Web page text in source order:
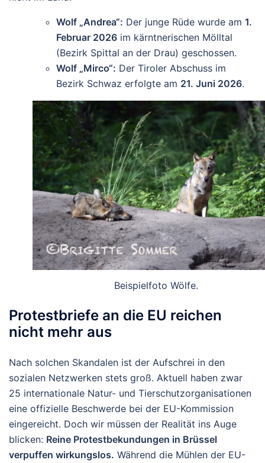
Wolf „Andrea“: Der junge Rüde wurde am 1.
Februar 2026 im kärntnerischen Mölltal
(Bezirk Spittal an der Drau) geschossen.
Wolf „Mirco“: Der Tiroler Abschuss im
Bezirk Schwaz erfolgte am 21. Juni 2026.
Beispielfoto Wölfe.
Protestbriefe an die EU reichen
nicht mehr aus
Nach solchen Skandalen ist der Aufschrei in den
sozialen Netzwerken stets groß. Aktuell haben zwar
25 internationale Natur- und Tierschutzorganisationen
eine offizielle Beschwerde bei der EU-Kommission
eingereicht. Doch wir müssen der Realität ins Auge
blicken: Reine Protestbekundungen in Brüssel
verpuffen wirkungslos. Während die Mühlen der EU-